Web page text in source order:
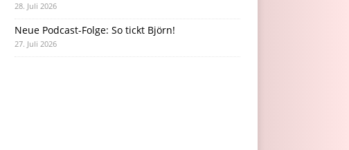
28. Juli 2026
Neue Podcast-Folge: So tickt Björn!
27. Juli 2026